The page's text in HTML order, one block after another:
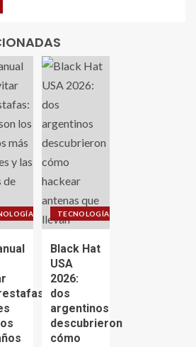
TECNOLOGÍA
Black Hat
USA
2026:
dos
argentinos
descubrieron
cómo